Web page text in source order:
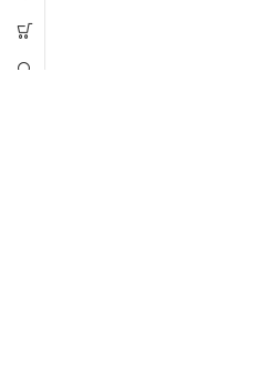
кВт Фреон R-32 Діапазон